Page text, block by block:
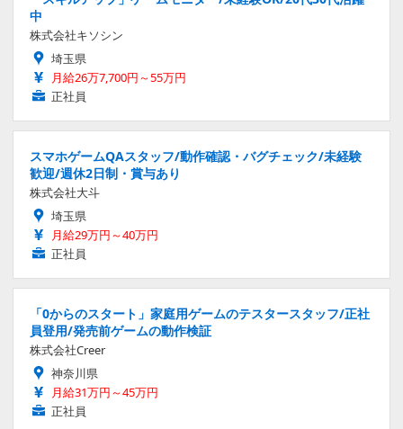
中
株式会社キソシン
埼玉県
月給26万7,700円～55万円
正社員
スマホゲームQAスタッフ/動作確認・バグチェック/未経験
歓迎/週休2日制・賞与あり
株式会社大斗
埼玉県
月給29万円～40万円
正社員
「0からのスタート」家庭用ゲームのテスタースタッフ/正社
員登用/発売前ゲームの動作検証
株式会社Creer
神奈川県
月給31万円～45万円
正社員